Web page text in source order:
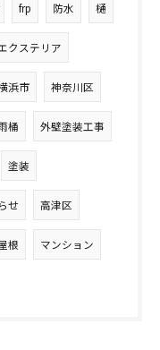
frp 防水 樋
クステリア
浜市 神奈川区
桶 外壁塗装工事
塗装
せ 高津区
根 マンション